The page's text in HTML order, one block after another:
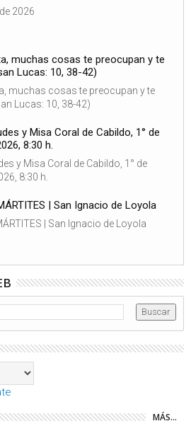
2026
muchas cosas te preocupan y te
Lucas: 10, 38-42)
muchas cosas te preocupan y te
Lucas: 10, 38-42)
y Misa Coral de Cabildo, 1° de
8:30 h.
y Misa Coral de Cabildo, 1° de
8:30 h.
| San Ignacio de Loyola
| San Ignacio de Loyola
MÁS...